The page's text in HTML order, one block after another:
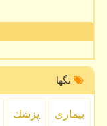
تگها
بیماری پزشك